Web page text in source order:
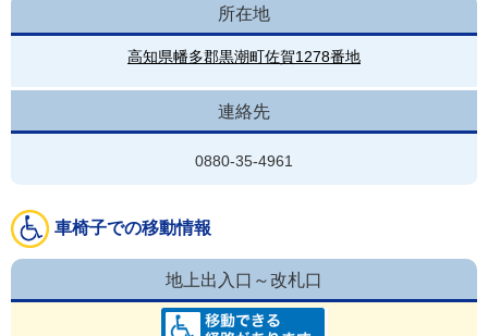
所在地
高知県幡多郡黒潮町佐賀1278番地
連絡先
0880-35-4961
車椅子での移動情報
地上出入口～改札口